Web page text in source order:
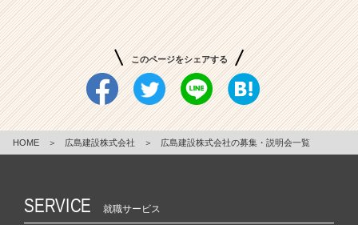
い
「こ
れ
ら
を
このページをシェアする
HOME ＞ 広島建設株式会社 ＞ 広島建設株式会社の募集・説明会一覧
SERVICE 就職サービス